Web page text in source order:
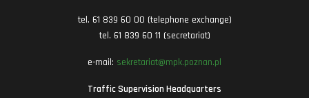
tel. 61 839 60 00 (telephone exchange)
tel. 61 839 60 11 (secretariat)
e-mail: sekretariat@mpk.poznan.pl
Traffic Supervision Headquarters